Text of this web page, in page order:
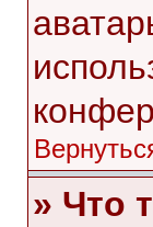
» Что